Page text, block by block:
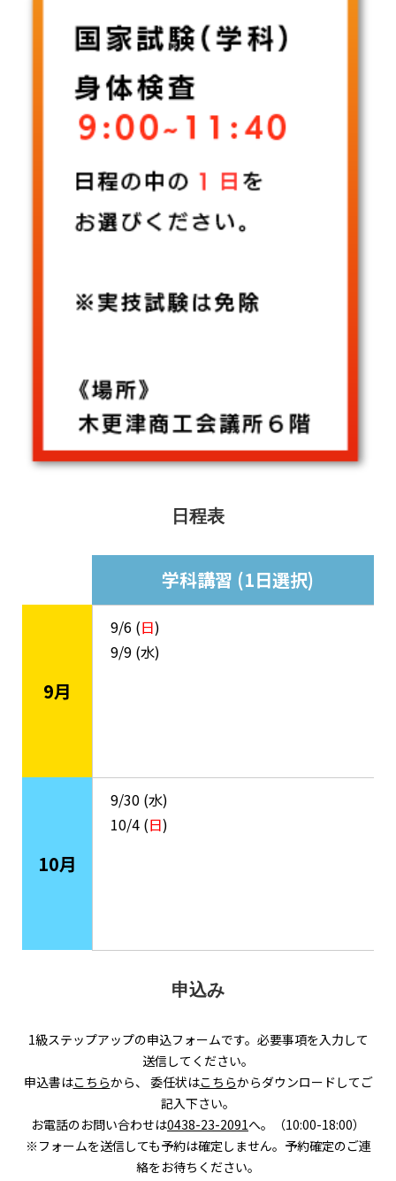
日程表
学科講習 (1日選択)
9月
9/6 (日)
9/9 (水)
10月
9/30 (水)
10/4 (日)
申込み
1級ステップアップの申込フォームです。必要事項を入力して
送信してください。
申込書はこちらから、 委任状はこちらからダウンロードしてご
記入下さい。
お電話のお問い合わせは0438-23-2091へ。（10:00-18:00）
※フォームを送信しても予約は確定しません。予約確定のご連
絡をお待ちください。